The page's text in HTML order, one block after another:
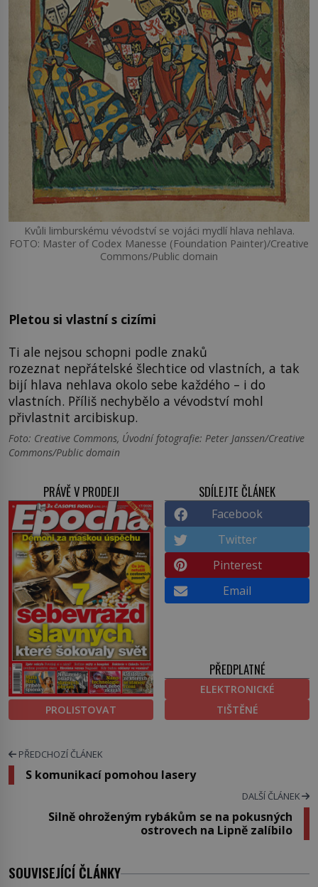
Kvůli limburskému vévodství se vojáci mydlí hlava nehlava.
FOTO: Master of Codex Manesse (Foundation Painter)/Creative
Commons/Public domain
Pletou si vlastní s cizími
Ti ale nejsou schopni podle znaků
rozeznat nepřátelské šlechtice od vlastních, a tak
bijí hlava nehlava okolo sebe každého – i do
vlastních. Příliš nechybělo a vévodství mohl
přivlastnit arcibiskup.
Foto: Creative Commons, Úvodní fotografie: Peter Janssen/Creative
Commons/Public domain
PRÁVĚ V PRODEJI
PROLISTOVAT
SDÍLEJTE ČLÁNEK
Facebook
Twitter
Pinterest
Email
PŘEDPLATNÉ
ELEKTRONICKÉ
TIŠTĚNÉ
PŘEDCHOZÍ ČLÁNEK
S komunikací pomohou lasery
DALŠÍ ČLÁNEK
Silně ohroženým rybákům se na pokusných
ostrovech na Lipně zalíbilo
SOUVISEJÍCÍ ČLÁNKY